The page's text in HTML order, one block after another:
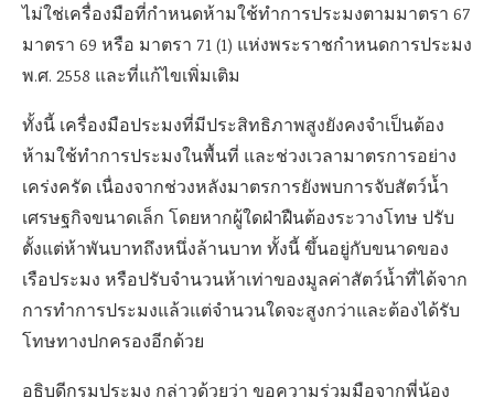
ไม่ใช่เครื่องมือที่กำหนดห้ามใช้ทำการประมงตามมาตรา 67
มาตรา 69 หรือ มาตรา 71 (1) แห่งพระราชกำหนดการประมง
พ.ศ. 2558 และที่แก้ไขเพิ่มเติม
ทั้งนี้ เครื่องมือประมงที่มีประสิทธิภาพสูงยังคงจำเป็นต้อง
ห้ามใช้ทำการประมงในพื้นที่ และช่วงเวลามาตรการอย่าง
เคร่งครัด เนื่องจากช่วงหลังมาตรการยังพบการจับสัตว์น้ำ
เศรษฐกิจขนาดเล็ก โดยหากผู้ใดฝ่าฝืนต้องระวางโทษ ปรับ
ตั้งแต่ห้าพันบาทถึงหนึ่งล้านบาท ทั้งนี้ ขึ้นอยู่กับขนาดของ
เรือประมง หรือปรับจำนวนห้าเท่าของมูลค่าสัตว์น้ำที่ได้จาก
การทำการประมงแล้วแต่จำนวนใดจะสูงกว่าและต้องได้รับ
โทษทางปกครองอีกด้วย
อธิบดีกรมประมง กล่าวด้วยว่า ขอความร่วมมือจากพี่น้อง